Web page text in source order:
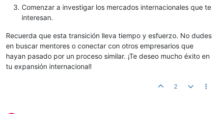
Comenzar a investigar los mercados internacionales que te
interesan.
Recuerda que esta transición lleva tiempo y esfuerzo. No dudes
en buscar mentores o conectar con otros empresarios que
hayan pasado por un proceso similar. ¡Te deseo mucho éxito en
tu expansión internacional!
2